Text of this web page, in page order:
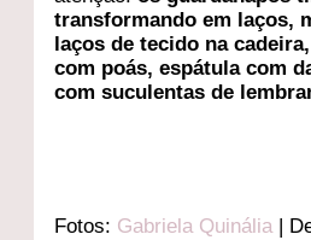
transformando em laços,
laços de tecido na
com poás, espátula com
com suculentas de
Fotos: Gabriela Quinália|